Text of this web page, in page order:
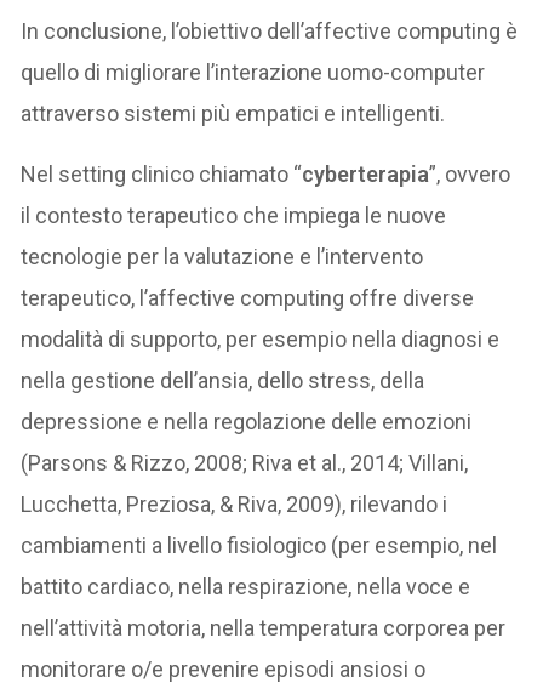
In conclusione, l’obiettivo dell’affective computing è
quello di migliorare l’interazione uomo-computer
attraverso sistemi più empatici e intelligenti.
Nel setting clinico chiamato “cyberterapia”, ovvero
il contesto terapeutico che impiega le nuove
tecnologie per la valutazione e l’intervento
terapeutico, l’affective computing offre diverse
modalità di supporto, per esempio nella diagnosi e
nella gestione dell’ansia, dello stress, della
depressione e nella regolazione delle emozioni
(Parsons & Rizzo, 2008; Riva et al., 2014; Villani,
Lucchetta, Preziosa, & Riva, 2009), rilevando i
cambiamenti a livello fisiologico (per esempio, nel
battito cardiaco, nella respirazione, nella voce e
nell’attività motoria, nella temperatura corporea per
monitorare o/e prevenire episodi ansiosi o